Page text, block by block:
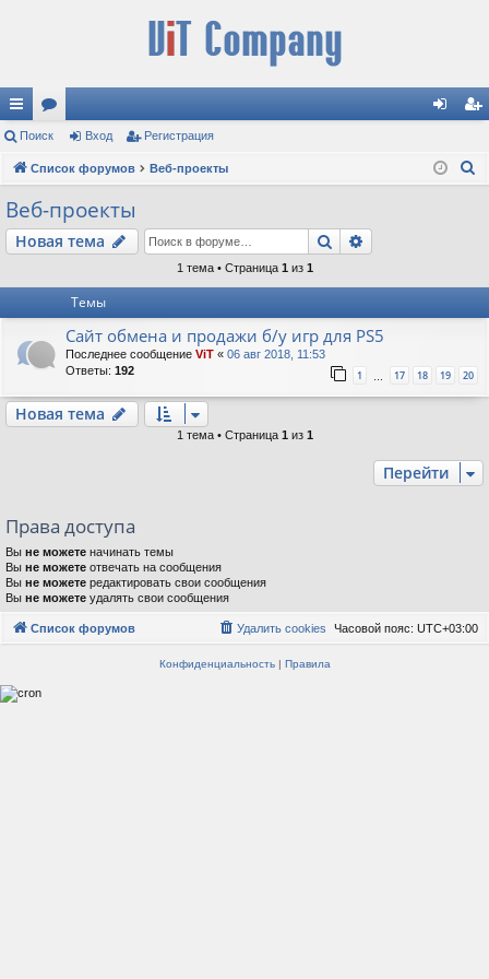
с
ы
лк
ор
ум д ис
Поиск Вход Регистрация
Список форумов Веб-проекты
Веб-проекты
Новая тема Поиск
1 тема • Страница 1 из 1
Темы
Сайт обмена и продажи б/у игр для PS5
Последнее сообщение ViT « 06 авг 2018, 11:53
Ответы: 192 1 … 17 18 19 20
Новая тема
1 тема • Страница 1 из 1
Перейти
Права доступа
Вы не можете начинать темы
Вы не можете отвечать на сообщения
Вы не можете редактировать свои сообщения
Вы не можете удалять свои сообщения
Список форумов Часовой пояс: UTC+03:00
Удалить cookies
Конфиденциальность| Правила